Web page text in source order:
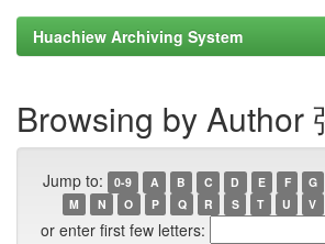
Huachiew Archiving System
Browsing by Author
Jump to: 0-9 A B C D E F G
M
N O P Q R S T U V
or enter first few letters: